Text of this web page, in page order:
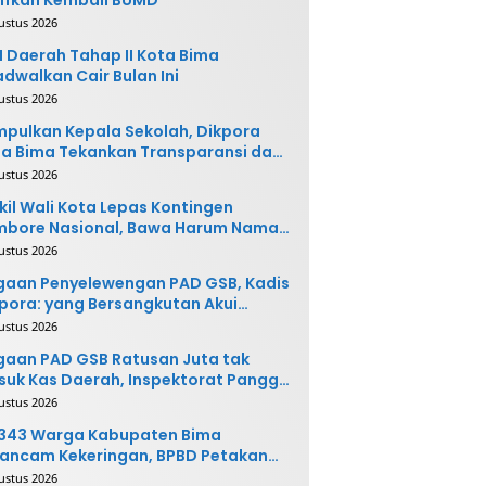
2026
Daerah Tahap II Kota Bima
Cair Bulan Ini
2026
Kepala Sekolah, Dikpora
Bima Tekankan Transparansi dan
2026
Wali Kota Lepas Kontingen
Nasional, Bawa Harum Nama
Bima
2026
Penyelewengan PAD GSB, Kadis
yang Bersangkutan Akui
dan Siap
2026
PAD GSB Ratusan Juta tak
Kas Daerah, Inspektorat Panggil
Terkait
2026
Warga Kabupaten Bima
Kekeringan, BPBD Petakan
Rawan
2026